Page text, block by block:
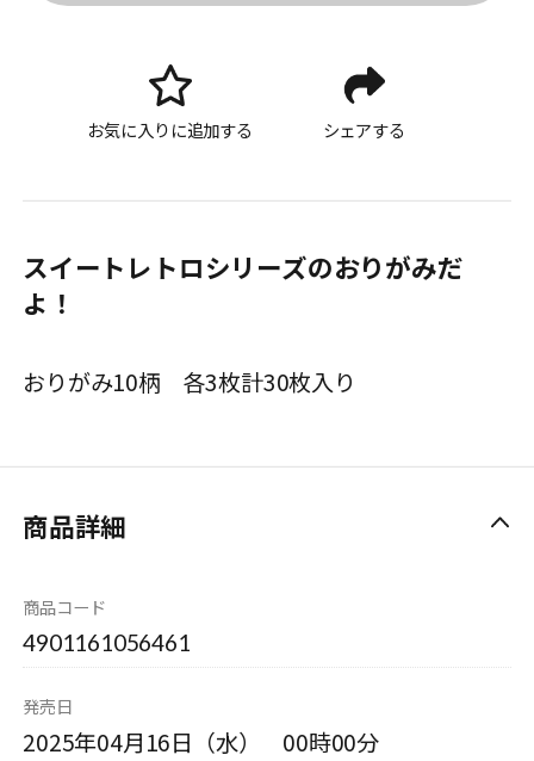
お気に入りに追加する シェアする
スイートレトロシリーズのおりがみだ
よ！
おりがみ10柄 各3枚計30枚入り
商品詳細
商品コード
4901161056461
発売日
2025年04月16日（水） 00時00分